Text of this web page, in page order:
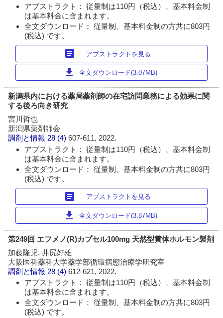
アブストラクト： 従量制は110円（税込）、基本料金制
は基本料金に含まれます。
全文ダウンロード： 従量制、基本料金制の方共に803円
(税込) です。
article アブストラクトを見る
download 全文ダウンロード(3.07MB)
新潟県内における薬局薬剤師の在宅訪問業務による効果に関
する後ろ向き研究
宮川哲也
新潟県薬剤師会
調剤と情報 28 (4)607-611, 2022.
アブストラクト： 従量制は110円（税込）、基本料金制
は基本料金に含まれます。
全文ダウンロード： 従量制、基本料金制の方共に803円
(税込) です。
article アブストラクトを見る
download 全文ダウンロード(3.87MB)
第249回 エフメノ(R)カプセル100mg 天然型黄体ホルモン製剤
加藤隆児, 井尻好雄
大阪医科薬科大学薬学部循環病態治療学研究室
調剤と情報 28 (4)612-621, 2022.
アブストラクト： 従量制は110円（税込）、基本料金制
は基本料金に含まれます。
全文ダウンロード： 従量制、基本料金制の方共に803円
(税込) です。